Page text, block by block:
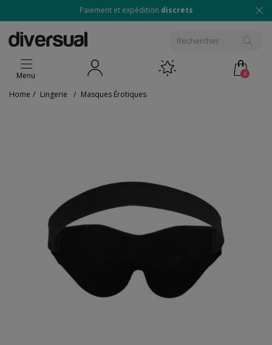
Paiement et expédition discrets
0
Menu
Home / Lingerie / Masques Érotiques